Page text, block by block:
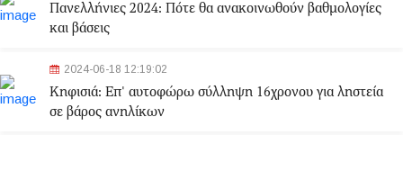
Πανελλήνιες 2024: Πότε θα ανακοινωθούν βαθμολογίες
και βάσεις
2024-06-18 12:19:02
Κηφισιά: Eπ' αυτοφώρω σύλληψη 16χρονου για ληστεία
σε βάρος ανηλίκων